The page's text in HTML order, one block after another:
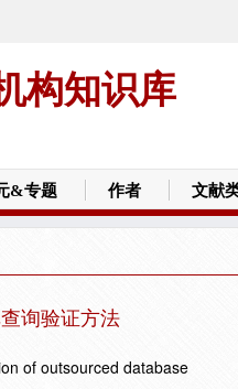
构知识库
&专题 作者 文献
询验证方法
of outsourced database